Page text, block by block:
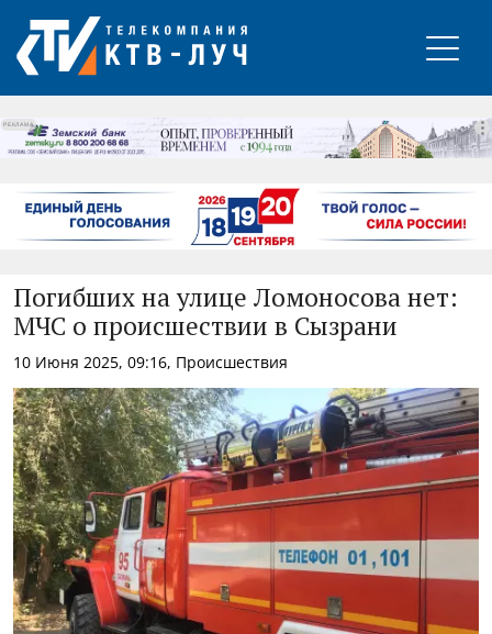
РЕКЛАМА
Погибших на улице Ломоносова нет:
МЧС о происшествии в Сызрани
10 Июня 2025, 09:16, Происшествия